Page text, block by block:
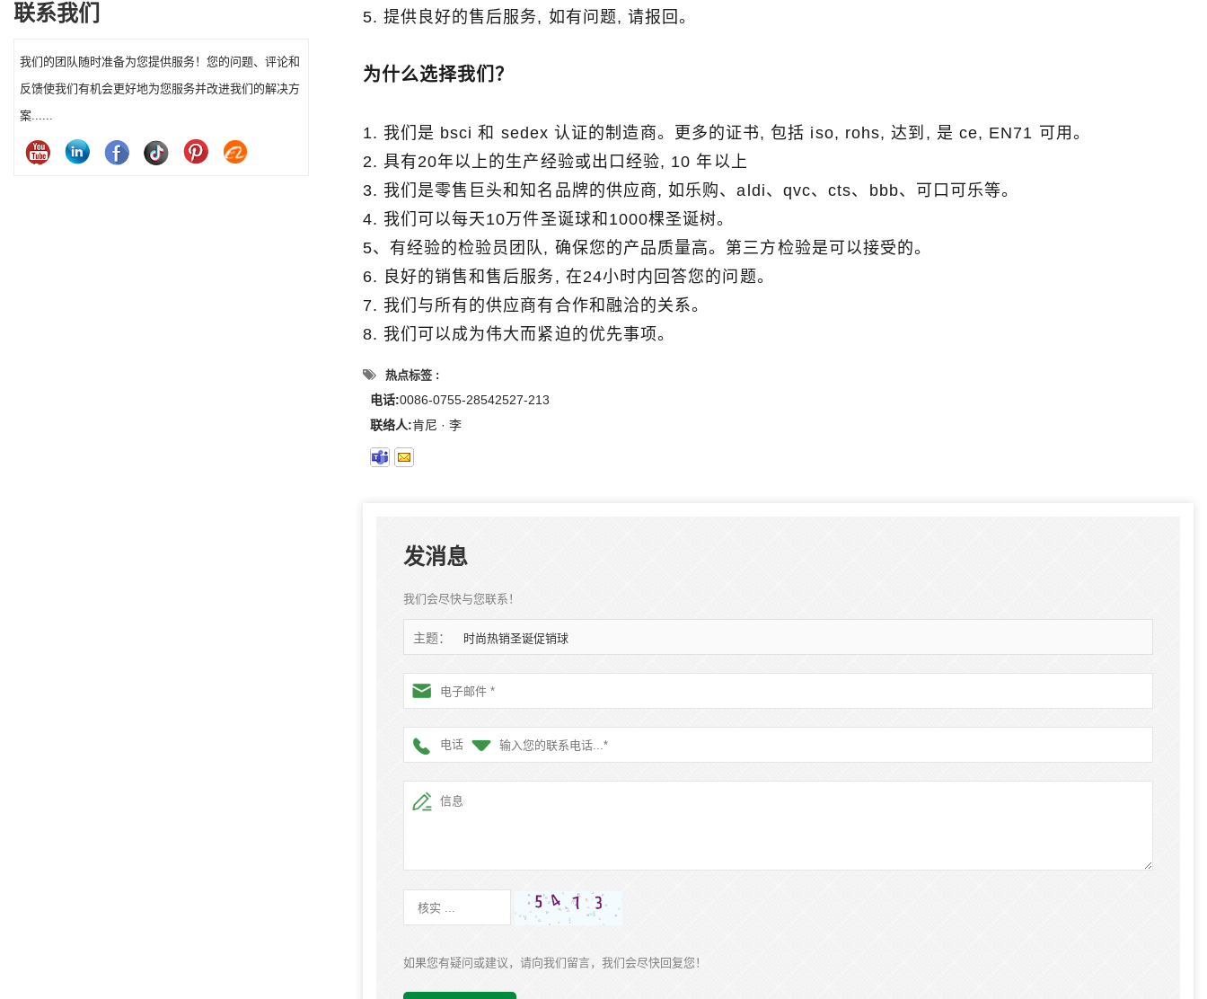
诞老人装饰可以显着影响假日销售和消费者满意
联系我们
我们的团队随时准备为您提供服务！您的问题、评论和
反馈使我们有机会更好地为您服务并改进我们的解决方
案......
5. 提供良好的售后服务, 如有问题, 请报回。
为什么选择我们？
1. 我们是 bsci 和 sedex 认证的制造商。更多的证书, 包括 iso, rohs, 达到, 是 ce, EN71 可用。
2. 具有20年以上的生产经验或出口经验, 10 年以上
3. 我们是零售巨头和知名品牌的供应商, 如乐购、aldi、qvc、cts、bbb、可口可乐等。
4. 我们可以每天10万件圣诞球和1000棵圣诞树。
5、有经验的检验员团队, 确保您的产品质量高。第三方检验是可以接受的。
6. 良好的销售和售后服务, 在24小时内回答您的问题。
7. 我们与所有的供应商有合作和融洽的关系。
8. 我们可以成为伟大而紧迫的优先事项。
热点标签 :
电话:0086-0755-28542527-213
联络人:肯尼 · 李
发消息
我们会尽快与您联系！
主题： 时尚热销圣诞促销球
电话
如果您有疑问或建议，请向我们留言，我们会尽快回复您！